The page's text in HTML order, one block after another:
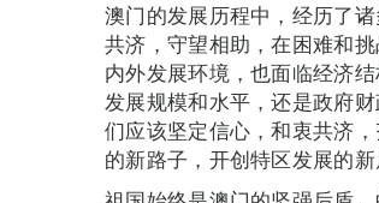
澳门的发展历程中，经历了
共济，守望相助，在困难和
内外发展环境，也面临经济
发展规模和水平，还是政府
们应该坚定信心，和衷共济
的新路子，开创特区发展的新